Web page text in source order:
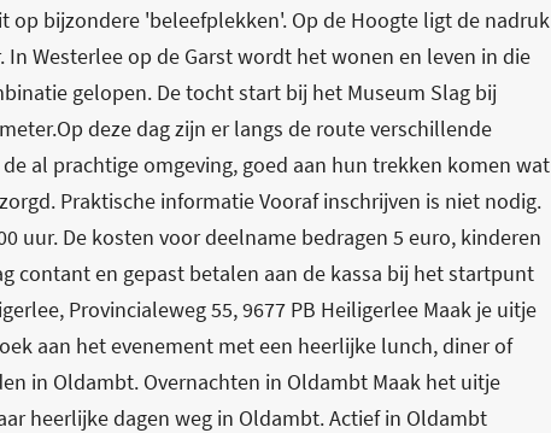
bijzondere 'beleefplekken'. Op de Hoogte ligt de nadruk
Westerlee op de Garst wordt het wonen en leven in die
gelopen. De tocht start bij het Museum Slag bij
deze dag zijn er langs de route verschillende
al prachtige omgeving, goed aan hun trekken komen wat
Praktische informatie Vooraf inschrijven is niet nodig.
uur. De kosten voor deelname bedragen 5 euro, kinderen
contant en gepast betalen aan de kassa bij het startpunt
Provincialeweg 55, 9677 PB Heiligerlee Maak je uitje
aan het evenement met een heerlijke lunch, diner of
in Oldambt. Overnachten in Oldambt Maak het uitje
heerlijke dagen weg in Oldambt. Actief in Oldambt